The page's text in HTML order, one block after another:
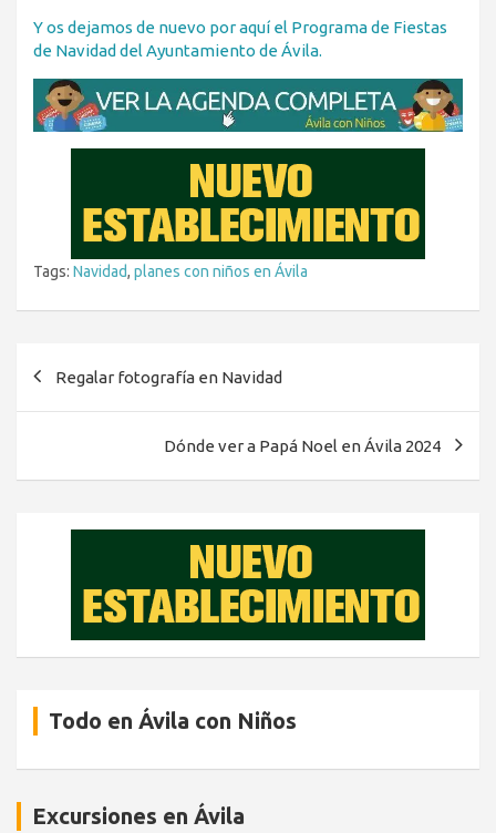
Y os dejamos de nuevo por aquí el Programa de Fiestas
de Navidad del Ayuntamiento de Ávila.
Tags: Navidad, planes con niños en Ávila
Regalar fotografía en Navidad
Dónde ver a Papá Noel en Ávila 2024
Todo en Ávila con Niños
Excursiones en Ávila